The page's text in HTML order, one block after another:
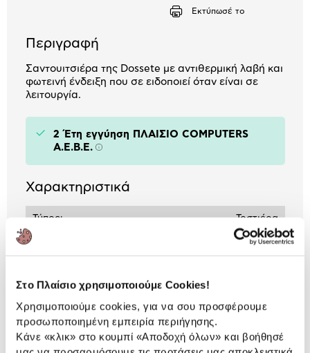
Στο Πλαίσιο χρησιμοποιούμε Cookies!
Χρησιμοποιούμε cookies, για να σου προσφέρουμε
προσωποποιημένη εμπειρία περιήγησης.
Κάνε «κλικ» στο κουμπί «Αποδοχή όλων» και βοήθησέ
το
Εκτύπωσέ το
Περιγραφή
Σαντουιτσιέρα της Dossete με αντιθερμική λαβή και
φωτεινή ένδειξη που σε ειδοποιεί όταν είναι σε
λειτουργία.
2 Έτη εγγύηση ΠΛΑΙΣΙΟ COMPUTERS
A.E.B.E. Πληροφορίες
Χαρακτηριστικά
Τύπος: Τοστιέρα
750 W